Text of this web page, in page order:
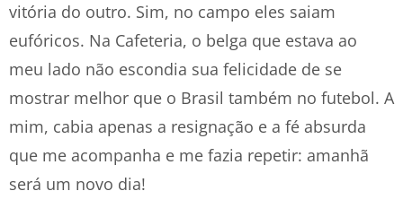
vitória do outro. Sim, no campo eles saiam
eufóricos. Na Cafeteria, o belga que estava ao
meu lado não escondia sua felicidade de se
mostrar melhor que o Brasil também no futebol. A
mim, cabia apenas a resignação e a fé absurda
que me acompanha e me fazia repetir: amanhã
será um novo dia!